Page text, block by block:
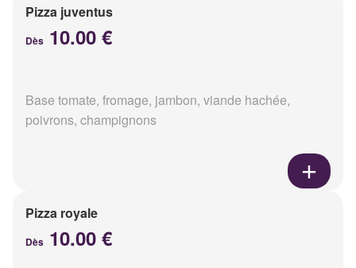
Pizza juventus
Dès 10.00 €
Base tomate, fromage, jambon, viande hachée,
poivrons, champignons
Pizza royale
Dès 10.00 €